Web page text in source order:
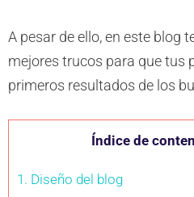
A pesar de ello, en este blog
mejores trucos para que tus
primeros resultados de los
Índice de
1. Diseño del blog